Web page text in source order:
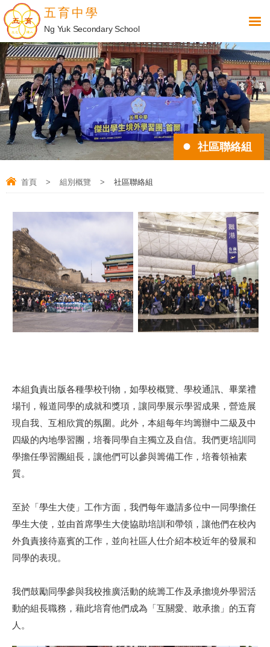
五育中學
Ng Yuk Secondary School
社區聯絡組
首頁 > 組別概覽 > 社區聯絡組
本組負責出版各種學校刊物，如學校概覽、學校通訊、畢業禮
場刊，報道同學的成就和獎項，讓同學展示學習成果，營造展
現自我、互相欣賞的氛圍。此外，本組每年均籌辦中二級及中
四級的內地學習團，培養同學自主獨立及自信。我們更培訓同
學擔任學習團組長，讓他們可以參與籌備工作，培養領袖素
質。
至於「學生大使」工作方面，我們每年邀請多位中一同學擔任
學生大使，並由首席學生大使協助培訓和帶領，讓他們在校內
外負責接待嘉賓的工作，並向社區人仕介紹本校近年的發展和
同學的表現。
我們鼓勵同學參與我校推廣活動的統籌工作及承擔境外學習活
動的組長職務，藉此培育他們成為「互關愛、敢承擔」的五育
人。